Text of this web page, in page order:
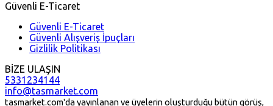
Güvenli E-Ticaret
Güvenli E-Ticaret
Güvenli Alışveriş İpuçları
Gizlilik Politikası
BİZE ULAŞIN
5331234144
info@tasmarket.com
tasmarket.com'da yayınlanan ve üyelerin oluşturduğu bütün görüş,